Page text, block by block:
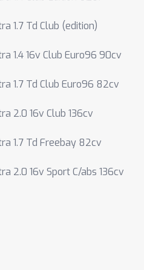
1.7 Td Club (edition)
1.4 16v Club Euro96 90cv
1.7 Td Club Euro96 82cv
2.0 16v Club 136cv
1.7 Td Freebay 82cv
2.0 16v Sport C/abs 136cv